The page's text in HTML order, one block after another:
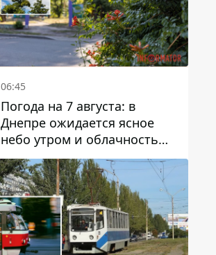
06:45
Погода на 7 августа: в
Днепре ожидается ясное
небо утром и облачность
после обеда